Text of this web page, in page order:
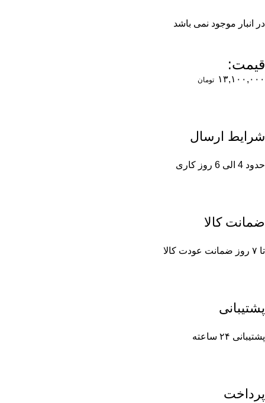
در انبار موجود نمی باشد
قیمت:
۱۳,۱۰۰,۰۰۰ تومان
شرایط ارسال
حدود 4 الی 6 روز کاری
ضمانت کالا
تا ۷ روز ضمانت عودت کالا
پشتیبانی
پشتیبانی ۲۴ ساعته
پرداخت